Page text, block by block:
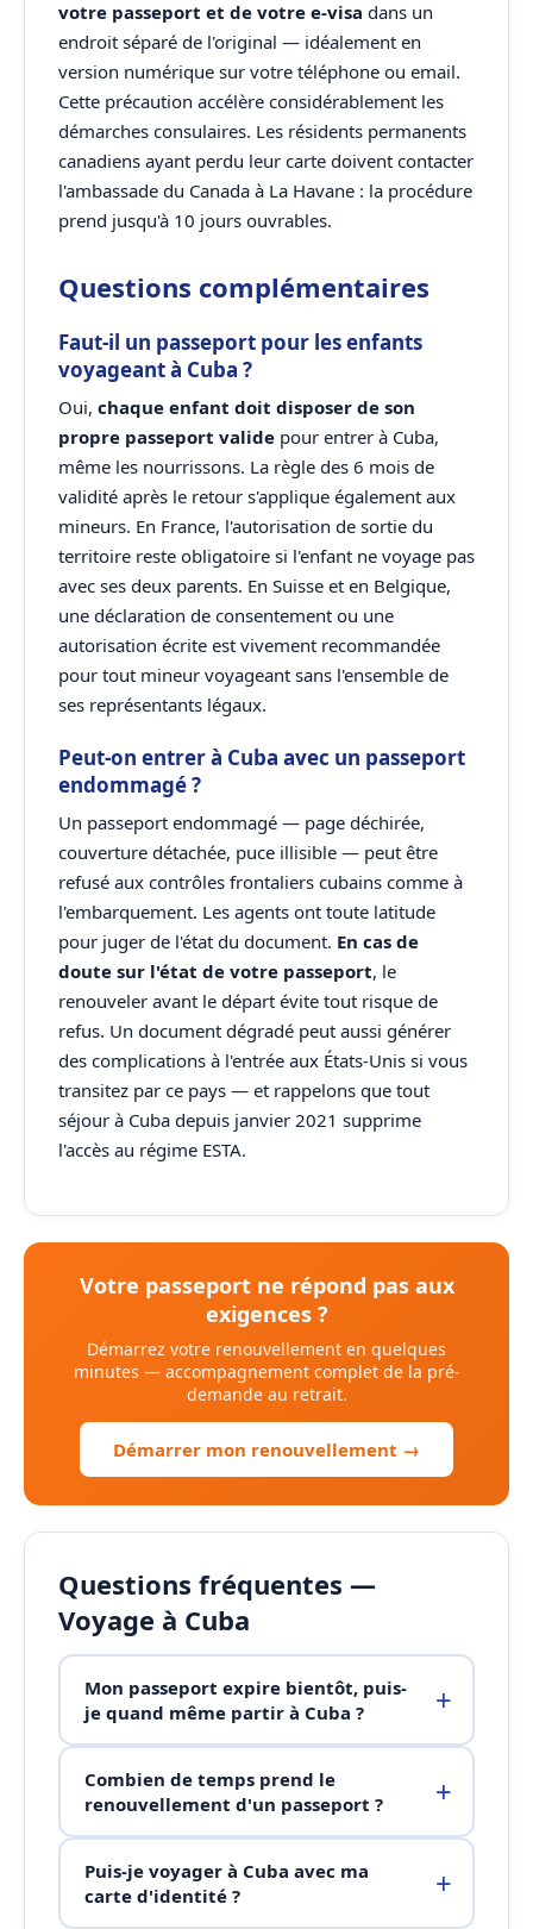
votre passeport et de votre e-visa dans un
endroit séparé de l'original — idéalement en
version numérique sur votre téléphone ou email.
Cette précaution accélère considérablement les
démarches consulaires. Les résidents permanents
canadiens ayant perdu leur carte doivent contacter
l'ambassade du Canada à La Havane : la procédure
prend jusqu'à 10 jours ouvrables.
Questions complémentaires
Faut-il un passeport pour les enfants
voyageant à Cuba ?
Oui, chaque enfant doit disposer de son
propre passeport valide pour entrer à Cuba,
même les nourrissons. La règle des 6 mois de
validité après le retour s'applique également aux
mineurs. En France, l'autorisation de sortie du
territoire reste obligatoire si l'enfant ne voyage pas
avec ses deux parents. En Suisse et en Belgique,
une déclaration de consentement ou une
autorisation écrite est vivement recommandée
pour tout mineur voyageant sans l'ensemble de
ses représentants légaux.
Peut-on entrer à Cuba avec un passeport
endommagé ?
Un passeport endommagé — page déchirée,
couverture détachée, puce illisible — peut être
refusé aux contrôles frontaliers cubains comme à
l'embarquement. Les agents ont toute latitude
pour juger de l'état du document. En cas de
doute sur l'état de votre passeport, le
renouveler avant le départ évite tout risque de
refus. Un document dégradé peut aussi générer
des complications à l'entrée aux États-Unis si vous
transitez par ce pays — et rappelons que tout
séjour à Cuba depuis janvier 2021 supprime
l'accès au régime ESTA.
Votre passeport ne répond pas aux
exigences ?
Démarrez votre renouvellement en quelques
minutes — accompagnement complet de la pré-
demande au retrait.
Démarrer mon renouvellement →
Questions fréquentes —
Voyage à Cuba
Mon passeport expire bientôt, puis-
je quand même partir à Cuba ?
Combien de temps prend le
renouvellement d'un passeport ?
Puis-je voyager à Cuba avec ma
carte d'identité ?